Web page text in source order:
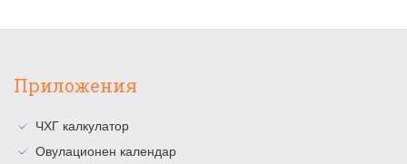
Приложения
ЧХГ калкулатор
Овулационен календар